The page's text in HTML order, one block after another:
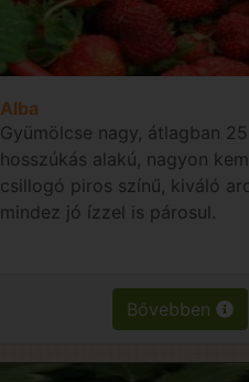
Alba
Gyümölcse nagy, átlagban 25
hosszúkás alakú, nagyon
csillogó piros színű, kiváló
mindez jó ízzel is párosul.
Bővebben